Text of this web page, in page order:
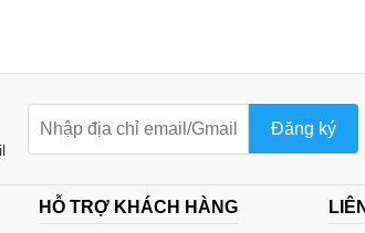
Đăng ký
HỖ TRỢ KHÁCH HÀNG